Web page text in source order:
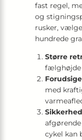
fast regel,
og
rusker,
hundrede
Større
fælghøjde
med
Sikkerhed
cykel kan